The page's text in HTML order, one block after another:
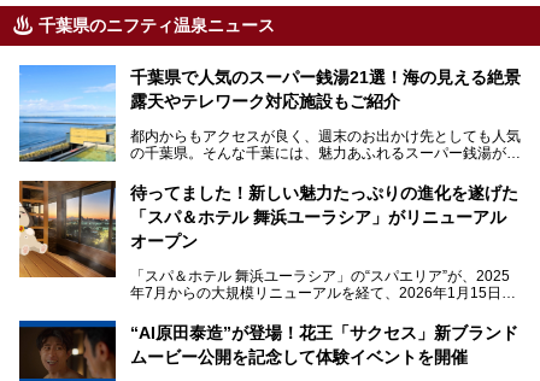
千葉県のニフティ温泉ニュース
千葉県で人気のスーパー銭湯21選！海の見える絶景
露天やテレワーク対応施設もご紹介
都内からもアクセスが良く、週末のお出かけ先としても人気
の千葉県。そんな千葉には、魅力あふれるスーパー銭湯がた
「サウナでしっかりととのいたい」「海が見える絶景で非日
常を味わいたい」「子連れでも気兼ねなく1日過ごした
い」。
そんな多様なニーズに応える施設が揃っているため、その日
の目的に合った施設がきっと見つかるはずです。
さらに最近では、24時間営業で深夜まで滞在できる施設
や、テレワーク・コワーキングスペースを備えた仕事もでき
るスパも増えており、ただの入浴施設にとどまらない進化を
待ってました！新しい魅力たっぷりの進化を遂げた
「スパ＆ホテル 舞浜ユーラシア」がリニューアル
オープン
「スパ＆ホテル 舞浜ユーラシア」の“スパエリア”が、2025
年7月からの大規模リニューアルを経て、2026年1月15日
新設エリアや生まれ変わった浴場・サウナの魅力を、人気キ
ャラクター「ユーラシわん」と一緒にご紹介します。必見の
“AI原田泰造”が登場！花王「サクセス」新ブランド
ムービー公開を記念して体験イベントを開催